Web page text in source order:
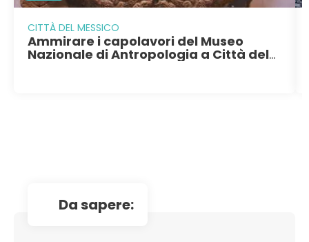
CITTÀ DEL MESSICO
Ammirare i capolavori del Museo
Nazionale di Antropologia a Città del
da sapere: